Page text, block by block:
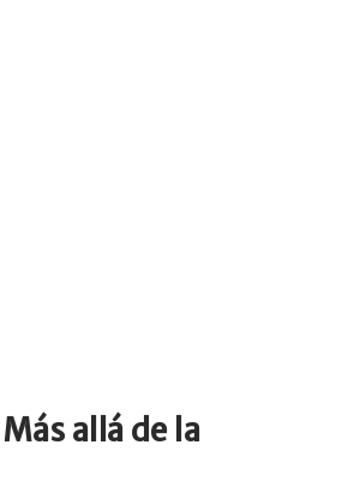
allá de la